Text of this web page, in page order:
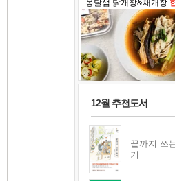
옹달샘 닭개장&채개장
12월 추천도서
끝까지 쓰
기